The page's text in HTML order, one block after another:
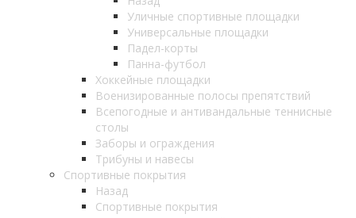
Уличные спортивные площадки
Универсальные площадки
Падел-корты
Панна-футбол
Хоккейные площадки
Военизированные полосы препятствий
Всепогодные и антивандальные теннисные
столы
Заборы и ограждения
Трибуны и навесы
Спортивные покрытия
Назад
Спортивные покрытия